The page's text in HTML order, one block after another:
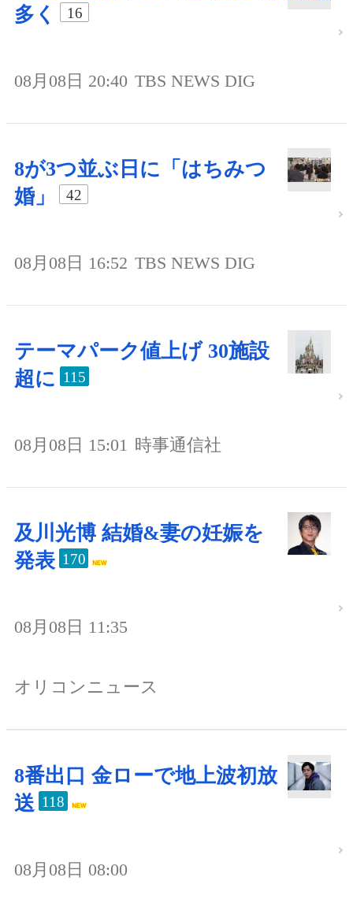
多く
16
08月08日 20:40 TBS NEWS DIG
8が3つ並ぶ日に「はちみつ
婚」
42
08月08日 16:52 TBS NEWS DIG
テーマパーク値上げ 30施設
超に 115
08月08日 15:01 時事通信社
及川光博 結婚&妻の妊娠を
発表 170
08月08日 11:35
オリコンニュース
8番出口 金ローで地上波初放
送 118
08月08日 08:00